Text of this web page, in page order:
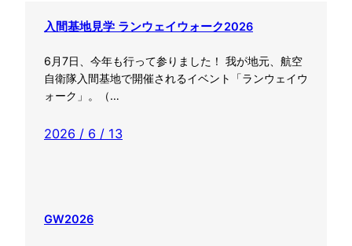
入間基地見学 ランウェイウォーク2026
6月7日、今年も行って参りました！ 我が地元、航空
自衛隊入間基地で開催されるイベント「ランウェイウ
ォーク」。（…
2026 / 6 / 13
GW2026